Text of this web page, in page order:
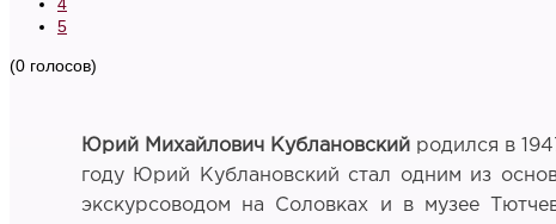
5
(0 голосов)
Юрий Михайлович Кублановский родился в
году Юрий Кублановский стал одним из
экскурсоводом на Соловках и в музее